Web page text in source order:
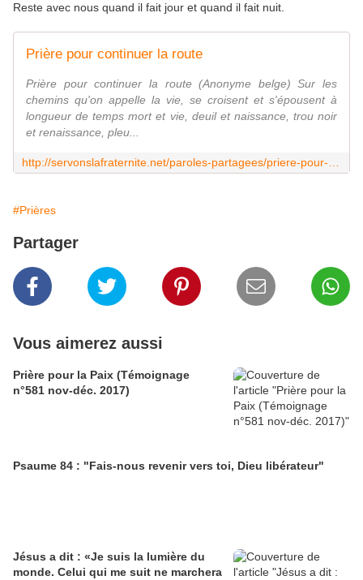
Reste avec nous quand il fait jour et quand il fait nuit.
Prière pour continuer la route
Prière pour continuer la route (Anonyme belge) Sur les
chemins qu'on appelle la vie, se croisent et s'épousent à
longueur de temps mort et vie, deuil et naissance, trou noir
et renaissance, pleu...
#Prières
Partager
Vous aimerez aussi
Prière pour la Paix (Témoignage
n°581 nov-déc. 2017)
Psaume 84 : "Fais-nous revenir vers toi, Dieu libérateur"
Jésus a dit : «Je suis la lumière du
monde. Celui qui me suit ne marchera